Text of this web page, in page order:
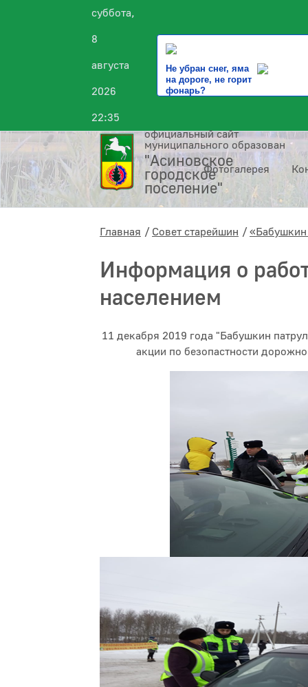
суббота,
8
августа
2026
22:35
Не убран снег, яма
на дороге, не горит
фонарь?
официальный сайт
муниципального образования
"Асиновское
городское
поселение"
Фотогалерея
Главная Совет старейшин «Бабушкин
Информация о
населением
11 декабря 2019 года "Бабушкин
акции по безопастности